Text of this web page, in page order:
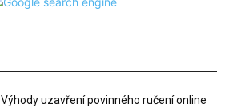
Výhody uzavření povinného ručení online